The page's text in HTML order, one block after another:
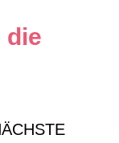
die